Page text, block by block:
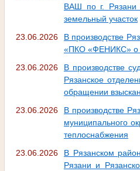
ВАШ по г. Рязани
земельный участок
23.06.2026
В производстве
«ПКО «ФЕНИКС» о
23.06.2026
В производстве
Рязанское
обращении
23.06.2026
В производстве
муниципального
теплоснабжения
23.06.2026
В Рязанском
Рязани и